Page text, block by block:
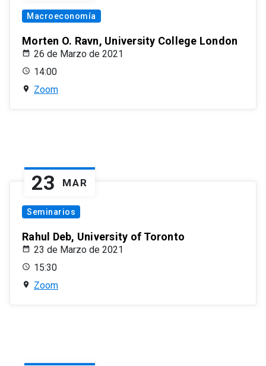
Macroeconomía
Morten O. Ravn, University College London
26 de Marzo de 2021
14:00
Zoom
23 MAR
Seminarios
Rahul Deb, University of Toronto
23 de Marzo de 2021
15:30
Zoom